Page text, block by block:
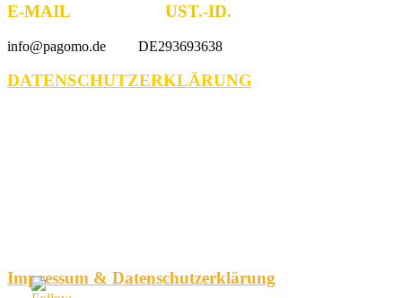
E-MAIL UST.-ID.
info@pagomo.de DE293693638
DATENSCHUTZERKLÄRUNG
Impressum & Datenschutzerklärung